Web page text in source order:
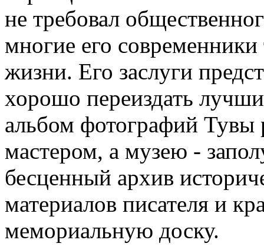
не требовал
многие его
жизни. Его заслуги
хорошо переиздать
альбом фотографий Тувы
мастером, а музею -
бесценный архив
материалов писателя и
мемориальную доску.